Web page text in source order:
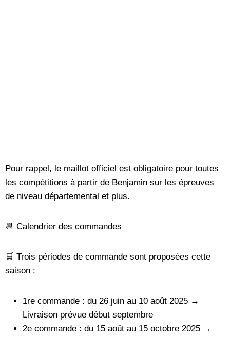
Pour rappel, le maillot officiel est obligatoire pour toutes
les compétitions à partir de Benjamin sur les épreuves
de niveau départemental et plus.
📆 Calendrier des commandes
🛒 Trois périodes de commande sont proposées cette
saison :
1re commande : du 26 juin au 10 août 2025 →
Livraison prévue début septembre
2e commande : du 15 août au 15 octobre 2025 →